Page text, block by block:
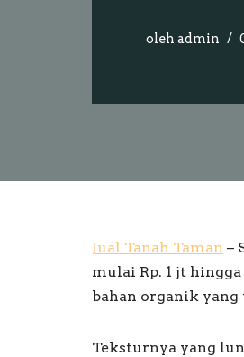
oleh admin
Jual Tanah Taman –
mulai Rp. 1 jt
bahan organik
Teksturnya yang